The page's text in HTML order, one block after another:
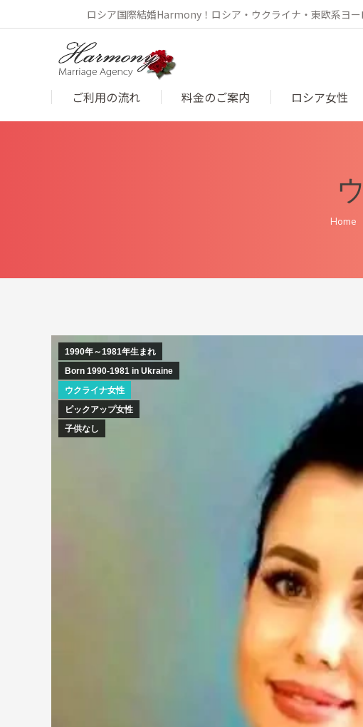
ロシア国際結婚Harmony！ロシア・ウクライナ・東欧系ヨ
ご利用の流れ 料金のご案内 ロシア女性
You
Home
1990年～1981年生まれ
Born 1990-1981 in Ukraine
ウクライナ女性
ピックアップ女性
子供なし